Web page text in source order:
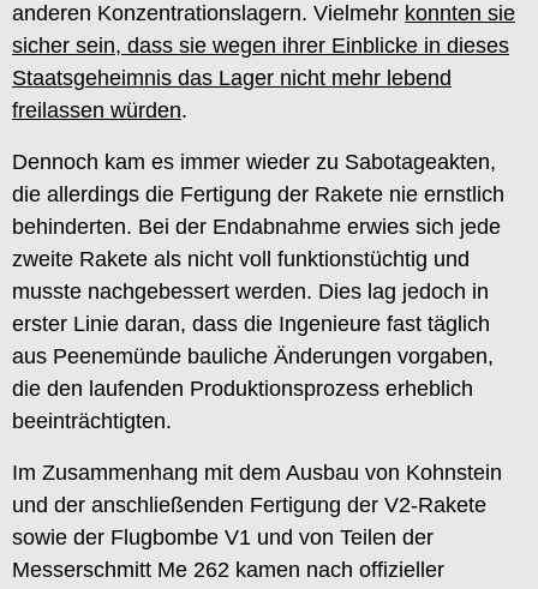
anderen Konzentrationslagern. Vielmehr konnten sie
sicher sein, dass sie wegen ihrer Einblicke in dieses
Staatsgeheimnis das Lager nicht mehr lebend
freilassen würden.
Dennoch kam es immer wieder zu Sabotageakten,
die allerdings die Fertigung der Rakete nie ernstlich
behinderten. Bei der Endabnahme erwies sich jede
zweite Rakete als nicht voll funktionstüchtig und
musste nachgebessert werden. Dies lag jedoch in
erster Linie daran, dass die Ingenieure fast täglich
aus Peenemünde bauliche Änderungen vorgaben,
die den laufenden Produktionsprozess erheblich
beeinträchtigten.
Im Zusammenhang mit dem Ausbau von Kohnstein
und der anschließenden Fertigung der V2-Rakete
sowie der Flugbombe V1 und von Teilen der
Messerschmitt Me 262 kamen nach offizieller